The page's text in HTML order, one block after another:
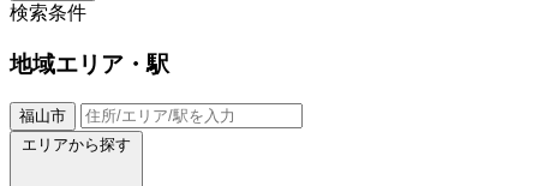
検索条件
地域エリア・駅
福山市
エリアから探す